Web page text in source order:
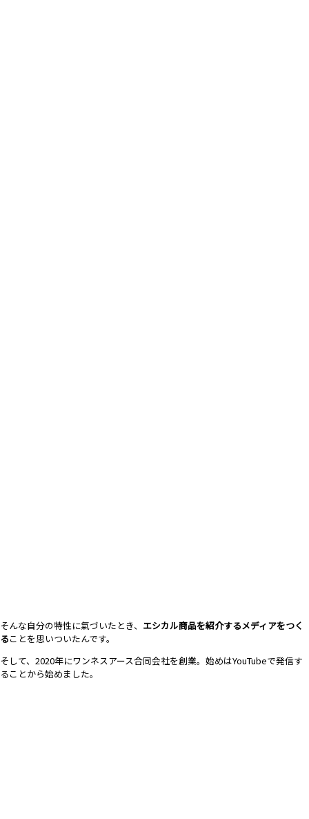
そんな自分の特性に氣づいたとき、 エシカル商品を紹介するメディアをつく
ることを思いついたんです。
そして、2020年にワンネスアース合同会社を創業。 始めはYouTubeで発信す
ることから始めました。